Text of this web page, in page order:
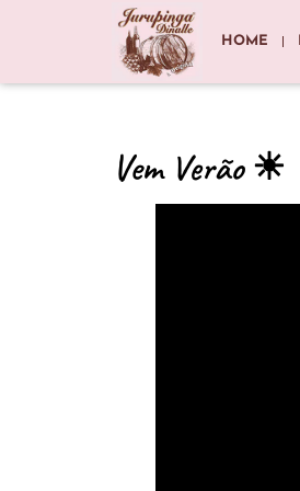
HOME
Vem Verão ☀